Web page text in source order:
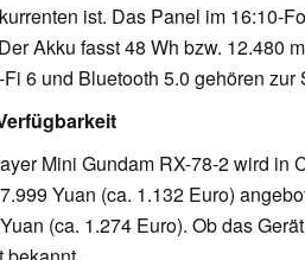
ist. Das Panel im 16:10-
Akku fasst 48 Wh bzw. 12.480
Fi 6 und Bluetooth 5.0 gehören zur
Mini Gundam RX-78-2 wird in
Yuan (ca. 1.132 Euro)
(ca. 1.274 Euro). Ob das